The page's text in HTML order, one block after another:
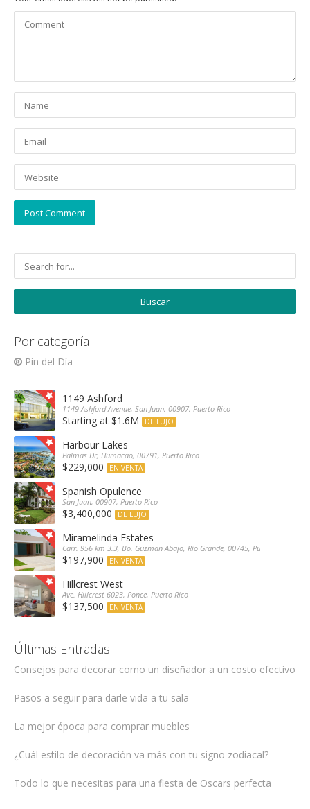
Por categoría
Pin del Día
1149 Ashford
1149 Ashford Avenue, San Juan, 00907, Puerto Rico
Starting at $1.6M DE LUJO
Harbour Lakes
Palmas Dr, Humacao, 00791, Puerto Rico
$229,000 EN VENTA
Spanish Opulence
San Juan, 00907, Puerto Rico
$3,400,000 DE LUJO
Miramelinda Estates
Carr. 956 km 3.3, Bo. Guzman Abajo, Río Grande, 00745, Puerto Rico
$197,900 EN VENTA
Hillcrest West
Ave. Hillcrest 6023, Ponce, Puerto Rico
$137,500 EN VENTA
Últimas Entradas
Consejos para decorar como un diseñador a un costo efectivo
Pasos a seguir para darle vida a tu sala
La mejor época para comprar muebles
¿Cuál estilo de decoración va más con tu signo zodiacal?
Todo lo que necesitas para una fiesta de Oscars perfecta